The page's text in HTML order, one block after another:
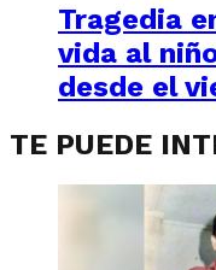
Tragedia
vida al
desde el
TE PUEDE